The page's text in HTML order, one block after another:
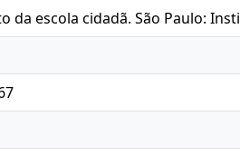
da escola cidadã. São Paulo: